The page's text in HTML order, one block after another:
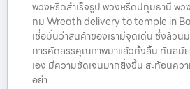
พวงหรีดสำเร็จรูป พวงหรีดปทุมธานี พ
ทม Wreath delivery to temple in
เชื่อมั่นว่าสินค้าของเรามีจุดเด่น ซึ่งล้วน
การคัดสรรคุณภาพมาแล้วทั้งสิ้น ทันสมั
เอง มีความชัดเจนมากยิ่งขึ้น สะท้อนคว
อย่า